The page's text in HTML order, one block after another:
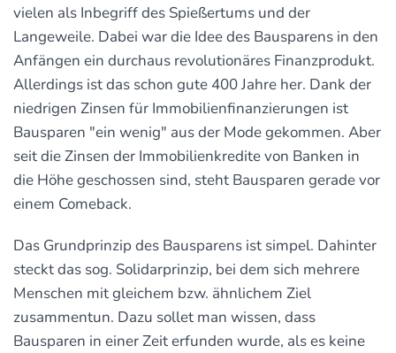
vielen als Inbegriff des Spießertums und der
Langeweile. Dabei war die Idee des Bausparens in den
Anfängen ein durchaus revolutionäres Finanzprodukt.
Allerdings ist das schon gute 400 Jahre her. Dank der
niedrigen Zinsen für Immobilienfinanzierungen ist
Bausparen "ein wenig" aus der Mode gekommen. Aber
seit die Zinsen der Immobilienkredite von Banken in
die Höhe geschossen sind, steht Bausparen gerade vor
einem Comeback.
Das Grundprinzip des Bausparens ist simpel. Dahinter
steckt das sog. Solidarprinzip, bei dem sich mehrere
Menschen mit gleichem bzw. ähnlichem Ziel
zusammentun. Dazu sollet man wissen, dass
Bausparen in einer Zeit erfunden wurde, als es keine